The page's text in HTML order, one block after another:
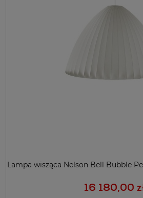
Lampa wisząca Nelson Bell Bubble
16 180,00